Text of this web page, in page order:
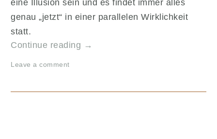
eine Illusion sein und es findet immer alles
genau „jetzt“ in einer parallelen Wirklichkeit
statt.
Continue reading „Karmisches
Cloud
→
Leave a comment